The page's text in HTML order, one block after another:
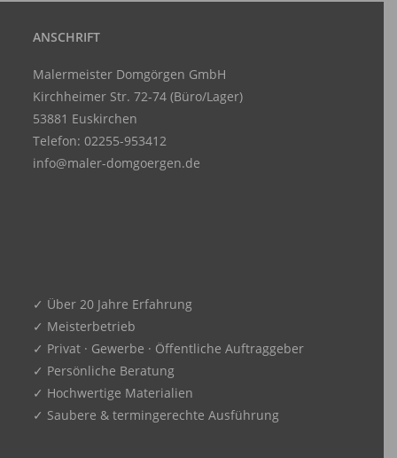
ANSCHRIFT
Malermeister Domgörgen GmbH
Kirchheimer Str. 72-74 (Büro/Lager)
53881 Euskirchen
Telefon: 02255-953412
info@maler-domgoergen.de
✓ Über 20 Jahre Erfahrung
✓ Meisterbetrieb
✓ Privat · Gewerbe · Öffentliche Auftraggeber
✓ Persönliche Beratung
✓ Hochwertige Materialien
✓ Saubere & termingerechte Ausführung